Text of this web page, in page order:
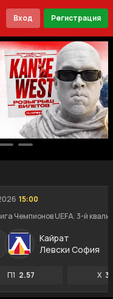
Вход Регистрация
15:00
Чемпионов UEFA. 3-й
Кайрат
Левски София
П1 2.57 X